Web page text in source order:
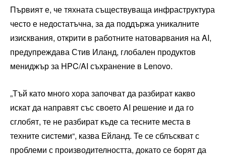
Първият е, че тяхната съществуваща инфраструктура
често е недостатъчна, за да поддържа уникалните
изисквания, открити в работните натоварвания на AI,
предупреждава Стив Иланд, глобален продуктов
мениджър за HPC/AI съхранение в Lenovo.
„Тъй като много хора започват да разбират какво
искат да направят със своето AI решение и да го
сглобят, те не разбират къде са тесните места в
техните системи“, казва Ейланд. Те се сблъскват с
проблеми с производителността, докато се борят да